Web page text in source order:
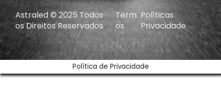
Astraled © 2025 Todos
os Direitos Reservados
Term
os
Políticas
Privacidade
Política de Privacidade